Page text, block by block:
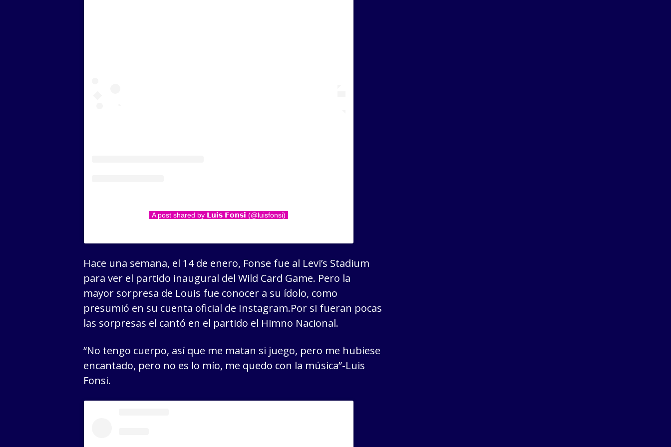
A post shared by 𝗟𝘂𝗶𝘀 𝗙𝗼𝗻𝘀𝗶 (@luisfonsi)
Hace una semana, el 14 de enero, Fonse fue al Levi’s Stadium
para ver el partido inaugural del Wild Card Game. Pero la
mayor sorpresa de Louis fue conocer a su ídolo, como
presumió en su cuenta oficial de Instagram.Por si fueran pocas
las sorpresas el cantó en el partido el Himno Nacional.
“No tengo cuerpo, así que me matan si juego, pero me hubiese
encantado, pero no es lo mío, me quedo con la música”-Luis
Fonsi.